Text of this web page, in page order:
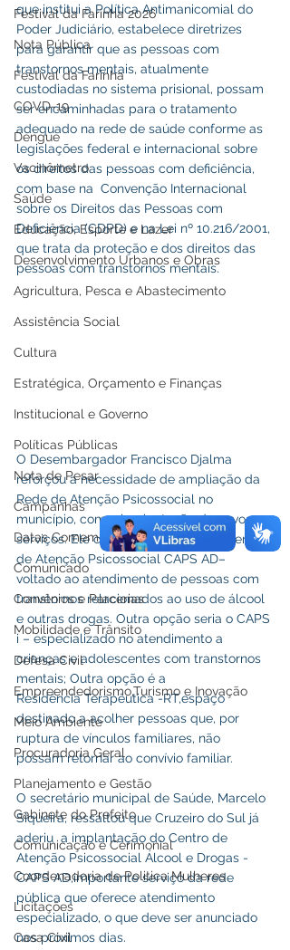
Festival da Farinha 2026
Nota Pública
Festival da Farinha
COVD-19
Dengue
Vacinômetro
Saúde
Educação, Esporte e Lazer
Desenvolvimento Urbanos e Obras
Agricultura, Pesca e Abastecimento
Assistência Social
Cultura
Estratégica, Orçamento e Finanças
Institucional e Governo
Políticas Públicas
Nota de Pesar
Campanhas
Datas Comemorativas
Comunicado
Convênios e Parcerias
Mobilidade e Trânsito
Defesa Civil
Empreendedorismo,Turismo e Inovação
Meio Ambiente
Procuradoria Geral
Planejamento e Gestão
Gabinete do Prefeito
Comunicação e Cerimonial
Coordenadoria de Politica Mulheres
Licitações
Casa Civil
que institui a Política Antimanicomial do
Poder Judiciário, estabelece diretrizes
para garantir que as pessoas com
transtornos mentais, atualmente
custodiadas no sistema prisional, possam
ser encaminhadas para o tratamento
adequado na rede de saúde conforme as
legislações federal e internacional sobre
os direitos das pessoas com deficiência,
com base na  Convenção Internacional
sobre os Direitos das Pessoas com
Deficiência (CDPD) e na Lei nº 10.216/2001,
que trata da proteção e dos direitos das
pessoas com transtornos mentais.
O Desembargador Francisco Djalma
reforçou a necessidade de ampliação da
Rede de Atenção Psicossocial no
município, com a implantação de novos
serviços. Ele citou serviços como o Centro
de Atenção Psicossocial CAPS AD–
voltado ao atendimento de pessoas com
transtornos relacionados ao uso de álcool
e outras drogas. Outra opção seria o CAPS
i – especializado no atendimento a
crianças e adolescentes com transtornos
mentais; Outra opção é a
Residência Terapêutica -RT,espaço
destinado a acolher pessoas que, por
ruptura de vínculos familiares, não
possam retornar ao convívio familiar.
O secretário municipal de Saúde, Marcelo
Siqueira, ressaltou que Cruzeiro do Sul já
aderiu  a implantação do Centro de
Atenção Psicossocial Álcool e Drogas -
CAPS AD,importante serviço da rede
pública que oferece atendimento
especializado, o que deve ser anunciado
nos próximos dias.